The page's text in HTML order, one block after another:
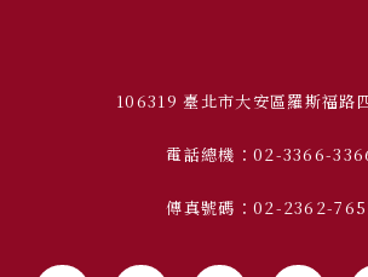
106319 臺北市大安區羅斯福路
電話總機：02-3366-
傳真號碼：02-2362-